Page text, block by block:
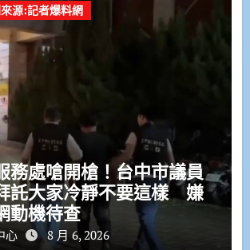
源:記者爆料網
務處嗆開槍！台中市議員
託大家冷靜不要這樣 嫌
動機待查
心 8 月 6, 2026